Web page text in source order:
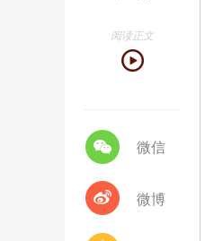
阅读正文
微信
微博